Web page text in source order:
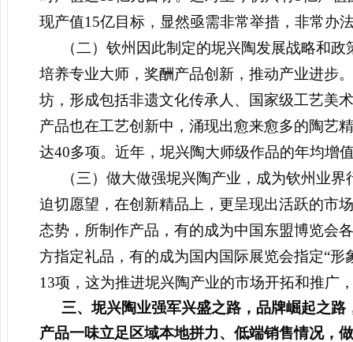
现产值15亿目标，显然亟需非常举措，非常办
（二）钦州因此制定的坭兴陶发展战略和
培养专业大师，奖酬产品创新，推动产业进步
坊，形成包括非遗文化传承人、国家级工艺美
产品也在工艺创新中，涌现出愈来愈多的陶艺
达40多项。 近年，坭兴陶大师级作品的年均增
（三）做大做强坭兴陶产业，成为钦州业界
迫切愿望，在创新精品上，更呈现出活跃的市
态势，所制作产品，有的成为中国东盟博览会
方指定礼品，有的成为国内国际展览会指定“
13项，这为推进坭兴陶产业的市场开拓和推广
三、坭兴陶业强军兴盛之路，品牌崛起之
产品一味立足区域本地拼力、低端销售情况，